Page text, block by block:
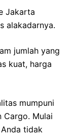
Jakarta
alakadarnya.
jumlah yang
kuat, harga
mumpuni
Cargo. Mulai
tidak